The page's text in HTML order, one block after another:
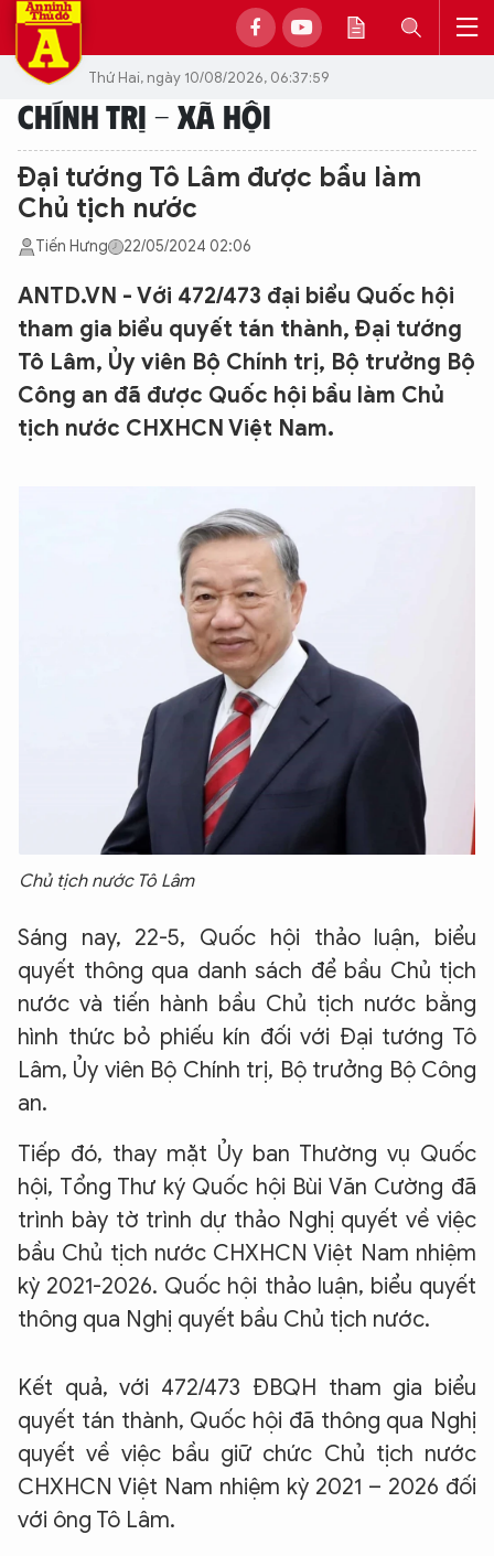
Thứ Hai, ngày 10/08/2026, 06:37:59
CHÍNH TRỊ - XÃ HỘI
Đại tướng Tô Lâm được bầu làm
Chủ tịch nước
Tiến Hưng 22/05/2024 02:06
ANTD.VN - Với 472/473 đại biểu Quốc hội
tham gia biểu quyết tán thành, Đại tướng
Tô Lâm, Ủy viên Bộ Chính trị, Bộ trưởng Bộ
Công an đã được Quốc hội bầu làm Chủ
tịch nước CHXHCN Việt Nam.
Chủ tịch nước Tô Lâm
Sáng nay, 22-5, Quốc hội thảo luận, biểu
quyết thông qua danh sách để bầu Chủ tịch
nước và tiến hành bầu Chủ tịch nước bằng
hình thức bỏ phiếu kín đối với Đại tướng Tô
Lâm, Ủy viên Bộ Chính trị, Bộ trưởng Bộ Công
an.
Tiếp đó, thay mặt Ủy ban Thường vụ Quốc
hội, Tổng Thư ký Quốc hội Bùi Văn Cường đã
trình bày tờ trình dự thảo Nghị quyết về việc
bầu Chủ tịch nước CHXHCN Việt Nam nhiệm
kỳ 2021-2026. Quốc hội thảo luận, biểu quyết
thông qua Nghị quyết bầu Chủ tịch nước.
Kết quả, với 472/473 ĐBQH tham gia biểu
quyết tán thành, Quốc hội đã thông qua Nghị
quyết về việc bầu giữ chức Chủ tịch nước
CHXHCN Việt Nam nhiệm kỳ 2021 – 2026 đối
với ông Tô Lâm.